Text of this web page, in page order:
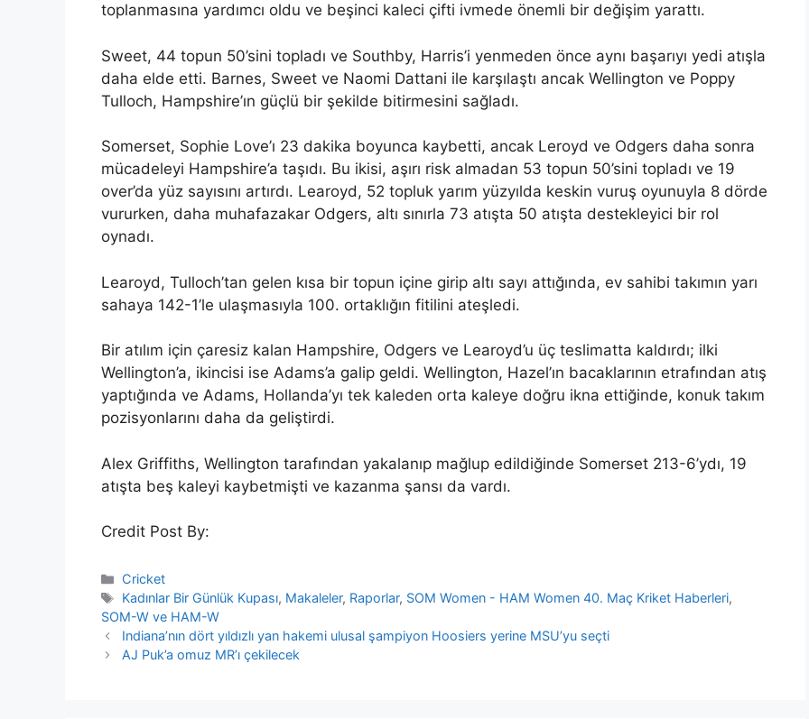
toplanmasına yardımcı oldu ve beşinci kaleci çifti ivmede önemli bir değişim yarattı.
Sweet, 44 topun 50’sini topladı ve Southby, Harris’i yenmeden önce aynı başarıyı yedi atışla
daha elde etti. Barnes, Sweet ve Naomi Dattani ile karşılaştı ancak Wellington ve Poppy
Tulloch, Hampshire’ın güçlü bir şekilde bitirmesini sağladı.
Somerset, Sophie Love’ı 23 dakika boyunca kaybetti, ancak Leroyd ve Odgers daha sonra
mücadeleyi Hampshire’a taşıdı. Bu ikisi, aşırı risk almadan 53 topun 50’sini topladı ve 19
over’da yüz sayısını artırdı. Learoyd, 52 topluk yarım yüzyılda keskin vuruş oyunuyla 8 dörde
vururken, daha muhafazakar Odgers, altı sınırla 73 atışta 50 atışta destekleyici bir rol
oynadı.
Learoyd, Tulloch’tan gelen kısa bir topun içine girip altı sayı attığında, ev sahibi takımın yarı
sahaya 142-1’le ulaşmasıyla 100. ortaklığın fitilini ateşledi.
Bir atılım için çaresiz kalan Hampshire, Odgers ve Learoyd’u üç teslimatta kaldırdı; ilki
Wellington’a, ikincisi ise Adams’a galip geldi. Wellington, Hazel’ın bacaklarının etrafından atış
yaptığında ve Adams, Hollanda’yı tek kaleden orta kaleye doğru ikna ettiğinde, konuk takım
pozisyonlarını daha da geliştirdi.
Alex Griffiths, Wellington tarafından yakalanıp mağlup edildiğinde Somerset 213-6’ydı, 19
atışta beş kaleyi kaybetmişti ve kazanma şansı da vardı.
Credit Post By:
Categories
Cricket
Tags
Kadınlar Bir Günlük Kupası, Makaleler, Raporlar, SOM Women - HAM Women 40. Maç Kriket Haberleri,
SOM-W ve HAM-W
Indiana’nın dört yıldızlı yan hakemi ulusal şampiyon Hoosiers yerine MSU’yu seçti
AJ Puk’a omuz MR’ı çekilecek